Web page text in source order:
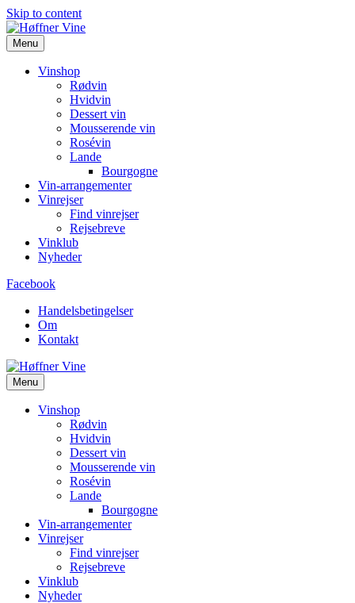
Skip to content
Menu
Vinshop
Rødvin
Hvidvin
Dessert vin
Mousserende vin
Rosévin
Lande
Bourgogne
Vin-arrangementer
Vinrejser
Find vinrejser
Rejsebreve
Vinklub
Nyheder
Facebook
Handelsbetingelser
Om
Kontakt
Menu
Vinshop
Rødvin
Hvidvin
Dessert vin
Mousserende vin
Rosévin
Lande
Bourgogne
Vin-arrangementer
Vinrejser
Find vinrejser
Rejsebreve
Vinklub
Nyheder